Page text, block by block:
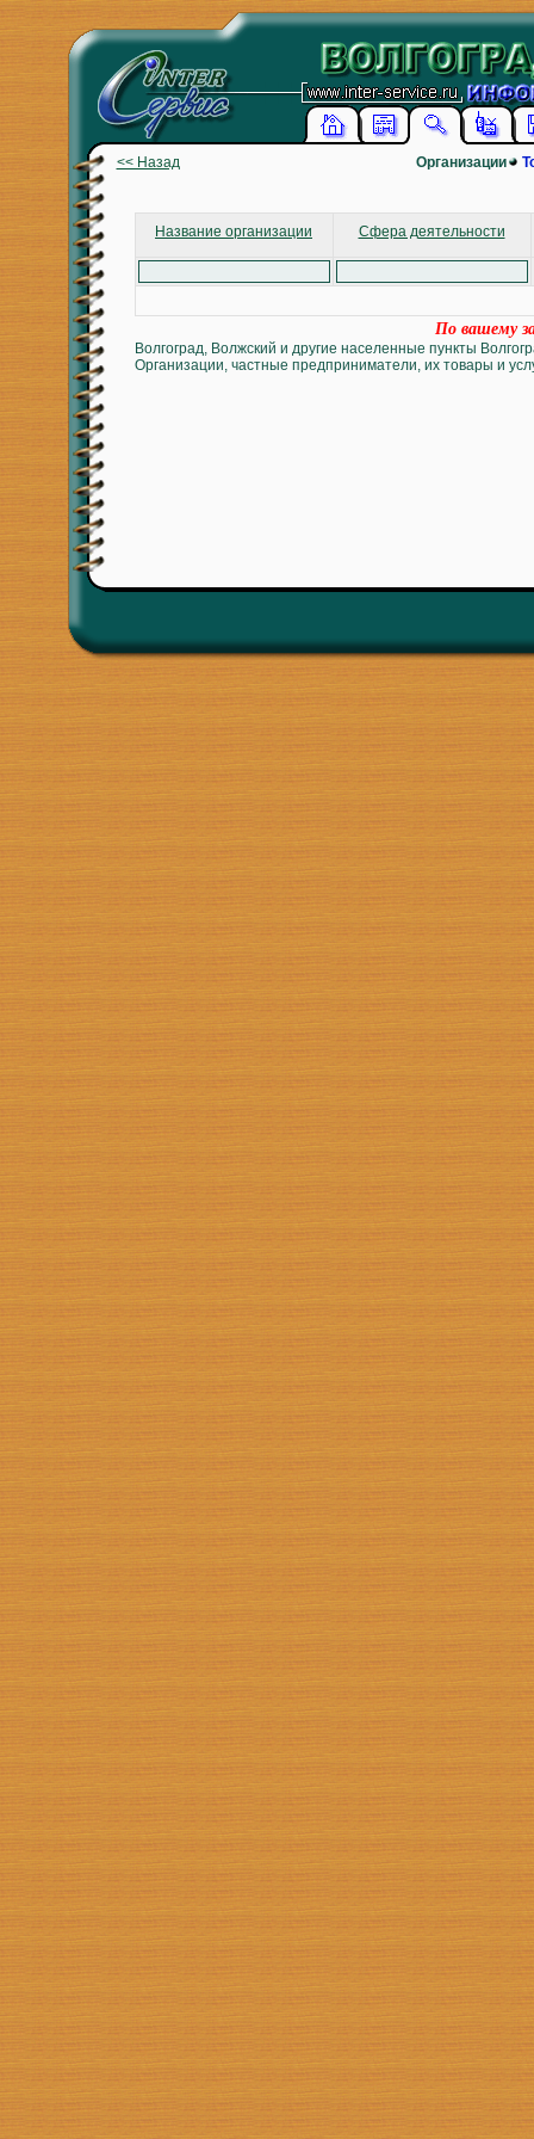
<< Назад Организации
Название организации Сфера деятельности
По вашему
Волгоград, Волжский и другие населенные пункты
Организации, частные предприниматели, их товары и